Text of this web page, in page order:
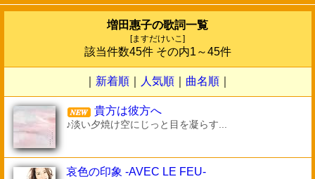
増田惠子の歌詞一覧
[ますだけいこ]
該当件数45件 その内1～45件
新着順 人気順 曲名順
貴方は彼方へ
♪淡い夕焼け空にじっと目を凝らす...
哀色の印象 -AVEC LE FEU-